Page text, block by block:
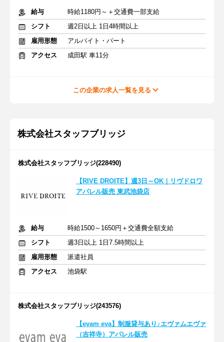
給与
時給1180円～＋交通費一部支給
シフト
週2日以上 1日4時間以上
雇用形態
アルバイト・パート
アクセス
成田駅 車11分
この企業の求人一覧を見る
株式会社スタッフブリッジ
株式会社スタッフブリッジ(228490)
【RIVE DROITE】週3日～OK｜リヴドロワ
アパレル販売 東武池袋店
給与
時給1500～1650円＋交通費全額支給
シフト
週3日以上 1日7.5時間以上
雇用形態
派遣社員
アクセス
池袋駅
株式会社スタッフブリッジ(243576)
【evam eva】制服貸与あり♪エヴァムエヴァ
（吉祥寺）アパレル販売